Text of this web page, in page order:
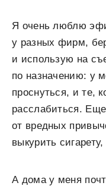
Я очень люблю
у разных фирм,
и использую на
по назначению: у
проснуться, и те,
расслабиться.
от вредных
выкурить
А дома у меня